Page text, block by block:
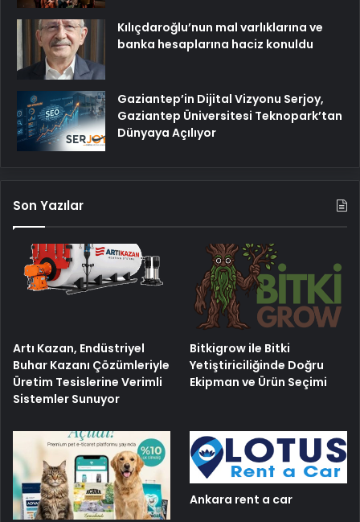
Kılıçdaroğlu’nun mal varlıklarına ve
banka hesaplarına haciz konuldu
Gaziantep’in Dijital Vizyonu Serjoy,
Gaziantep Üniversitesi Teknopark’tan
Dünyaya Açılıyor
Son Yazılar
Artı Kazan, Endüstriyel
Buhar Kazanı Çözümleriyle
Üretim Tesislerine Verimli
Sistemler Sunuyor
Bitkigrow ile Bitki
Yetiştiriciliğinde Doğru
Ekipman ve Ürün Seçimi
Ankara rent a car